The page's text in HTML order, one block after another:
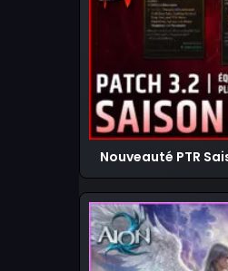
Nouveauté PTR